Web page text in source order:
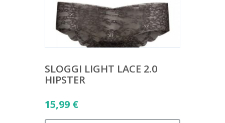
SLOGGI LIGHT LACE 2.0
HIPSTER
15,99 €